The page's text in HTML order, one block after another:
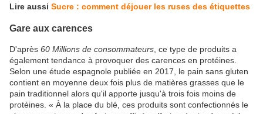
Lire aussi Sucre : comment déjouer les ruses des étiquettes
Gare aux carences
D'après 60 Millions de consommateurs, ce type de produits a
également tendance à provoquer des carences en protéines.
Selon une étude espagnole publiée en 2017, le pain sans gluten
contient en moyenne deux fois plus de matières grasses que le
pain traditionnel alors qu'il apporte jusqu'à trois fois moins de
protéines. « À la place du blé, ces produits sont confectionnés le